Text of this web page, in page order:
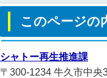
このページの
シャトー再生推進課
〒300-1234 牛久市中央